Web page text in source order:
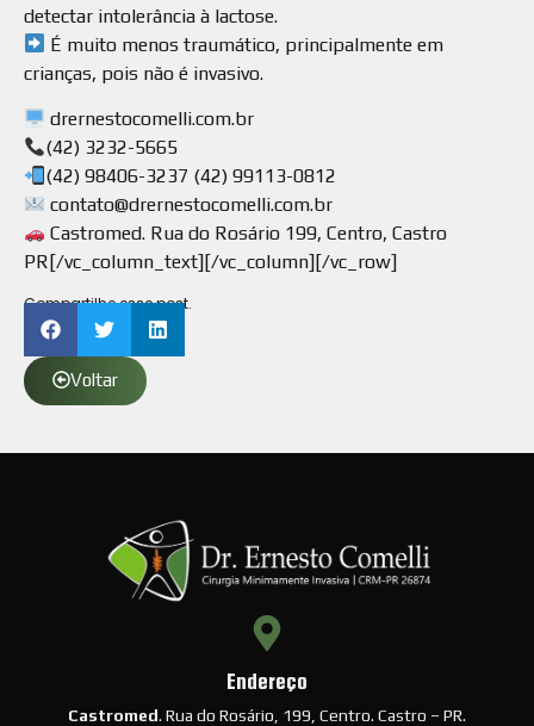
detectar intolerância à lactose.
É muito menos traumático, principalmente em
crianças, pois não é invasivo.
drernestocomelli.com.br
(42) 3232-5665
(42) 98406-3237 (42) 99113-0812
contato@drernestocomelli.com.br
Castromed. Rua do Rosário 199, Centro, Castro
PR[/vc_column_text][/vc_column][/vc_row]
Compartilhe esse post.
Voltar
Endereço
Castromed. Rua do Rosário, 199, Centro. Castro – PR.